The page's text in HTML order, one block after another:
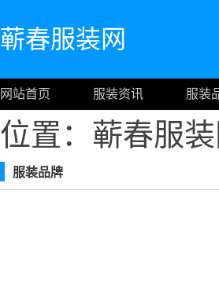
蕲春服装网
网站首页 服装资讯 服装
位置：蕲春服装
服装品牌